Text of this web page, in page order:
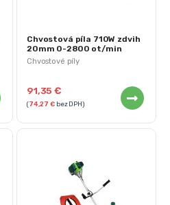
Chvostové píly
Chvostová píla 710W zdvih
20mm 0-2800 ot/min
VERTO | 52G166
91,35€
(74,27€bez DPH)